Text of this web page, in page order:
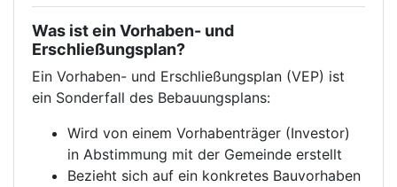
Was ist ein Vorhaben- und
Erschließungsplan?
Ein Vorhaben- und Erschließungsplan (VEP) ist
ein Sonderfall des Bebauungsplans:
Wird von einem Vorhabenträger (Investor)
in Abstimmung mit der Gemeinde erstellt
Bezieht sich auf ein konkretes Bauvorhaben